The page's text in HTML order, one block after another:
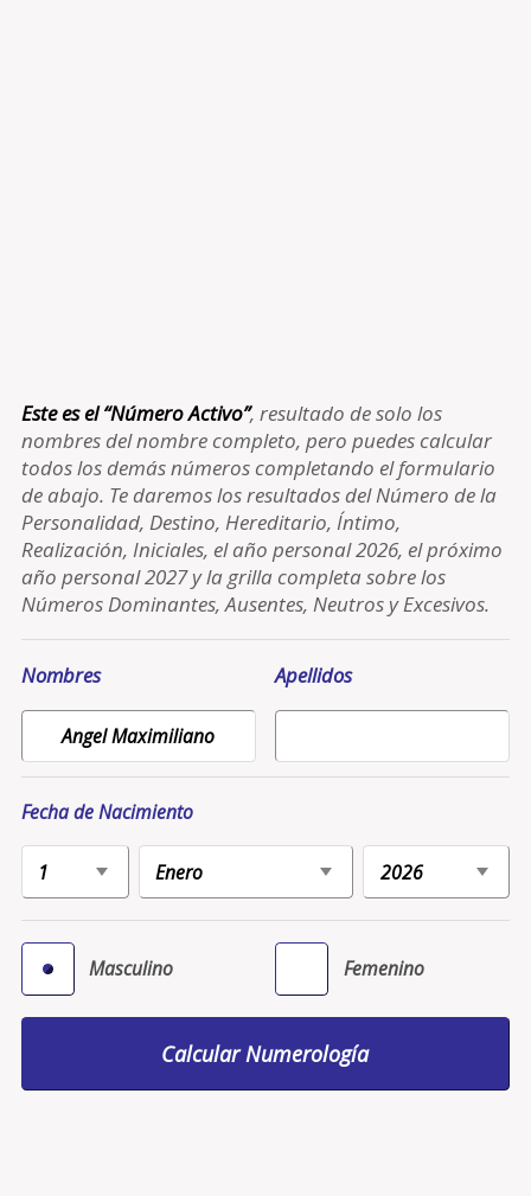
Este es el “Número Activo”, resultado de solo los
nombres del nombre completo, pero puedes calcular
todos los demás números completando el formulario
de abajo. Te daremos los resultados del Número de la
Personalidad, Destino, Hereditario, Íntimo,
Realización, Iniciales, el año personal 2026, el próximo
año personal 2027 y la grilla completa sobre los
Números Dominantes, Ausentes, Neutros y Excesivos.
Nombres Apellidos
Fecha de Nacimiento
Masculino Femenino